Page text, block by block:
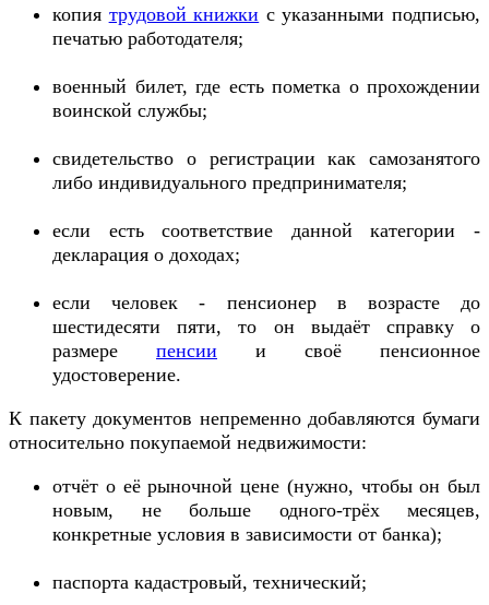
копия трудовой книжки с указанными подписью,
печатью работодателя;
военный билет, где есть пометка о прохождении
воинской службы;
свидетельство о регистрации как самозанятого
либо индивидуального предпринимателя;
если есть соответствие данной категории -
декларация о доходах;
если человек - пенсионер в возрасте до
шестидесяти пяти, то он выдаёт справку о
размере пенсии и своё пенсионное
удостоверение.
К пакету документов непременно добавляются бумаги
относительно покупаемой недвижимости:
отчёт о её рыночной цене (нужно, чтобы он был
новым, не больше одного-трёх месяцев,
конкретные условия в зависимости от банка);
паспорта кадастровый, технический;